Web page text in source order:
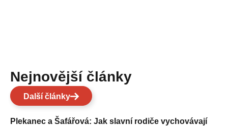
Nejnovější články
Další články
Plekanec a Šafářová: Jak slavní rodiče vychovávají